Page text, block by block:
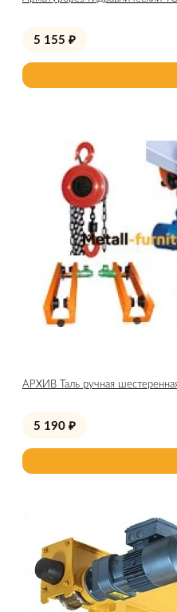
5 155 ₽
АРХИВ Таль ручная
5 190 ₽